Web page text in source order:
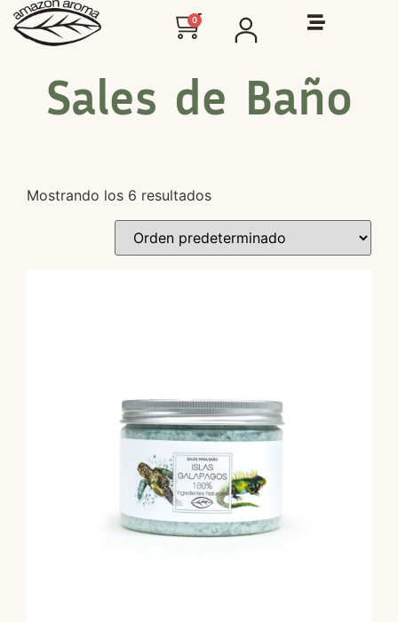
0
Sales de Baño
Mostrando los 6 resultados